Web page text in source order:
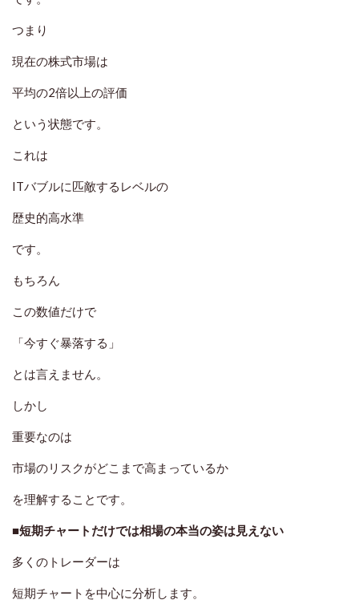
つまり
現在の株式市場は
平均の2倍以上の評価
という状態です。
これは
ITバブルに匹敵するレベルの
歴史的高水準
です。
もちろん
この数値だけで
「今すぐ暴落する」
とは言えません。
しかし
重要なのは
市場のリスクがどこまで高まっているか
を理解することです。
■短期チャートだけでは相場の本当の姿は見えない
多くのトレーダーは
短期チャートを中心に分析します。